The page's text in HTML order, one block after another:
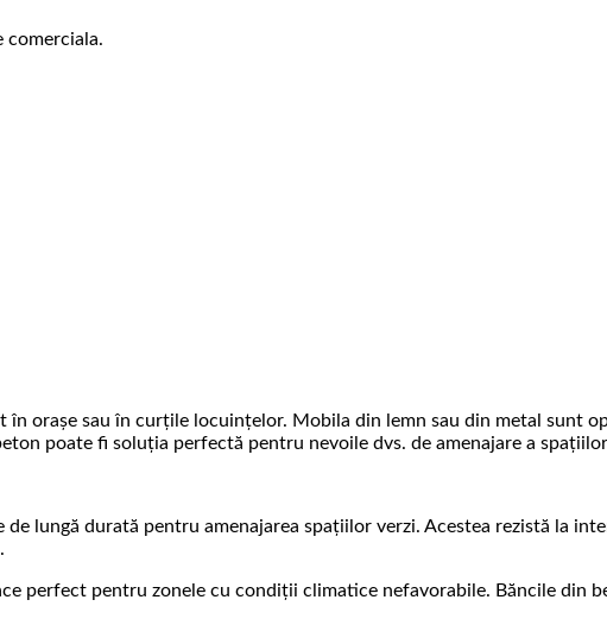
comerciala.
orașe sau în curțile locuințelor. Mobila din lemn sau din metal sunt
poate fi soluția perfectă pentru nevoile dvs. de amenajare a
lungă durată pentru amenajarea spațiilor verzi. Acestea rezistă la
perfect pentru zonele cu condiții climatice nefavorabile. Băncile din